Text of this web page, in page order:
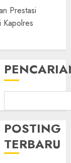
Prestasi
Kapolres
POSTING
TERBARU